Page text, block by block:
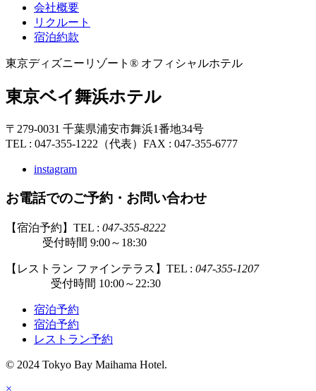
会社概要
リクルート
宿泊約款
東京ディズニーリゾート® オフィシャルホテル
東京ベイ舞浜ホテル
〒279-0031 千葉県浦安市舞浜1番地34号
TEL : 047-355-1222（代表） FAX : 047-355-6777
instagram
お電話でのご予約・お問い合わせ
【宿泊予約】TEL : 047-355-8222
受付時間 9:00～18:30
【レストラン ファインテラス】TEL : 047-355-1207
受付時間 10:00～22:30
宿泊予約
宿泊予約
レストラン予約
© 2024 Tokyo Bay Maihama Hotel.
×